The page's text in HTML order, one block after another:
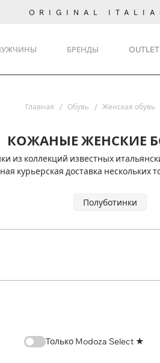
ORIGINAL
БРЕНДЫ OUTLET
Главная Обувь Женская обувь
КОЖАНЫЕ ЖЕНСКИЕ
из коллекций известных
курьерская доставка нескольких
Полуботинки
Только Modoza Select ★